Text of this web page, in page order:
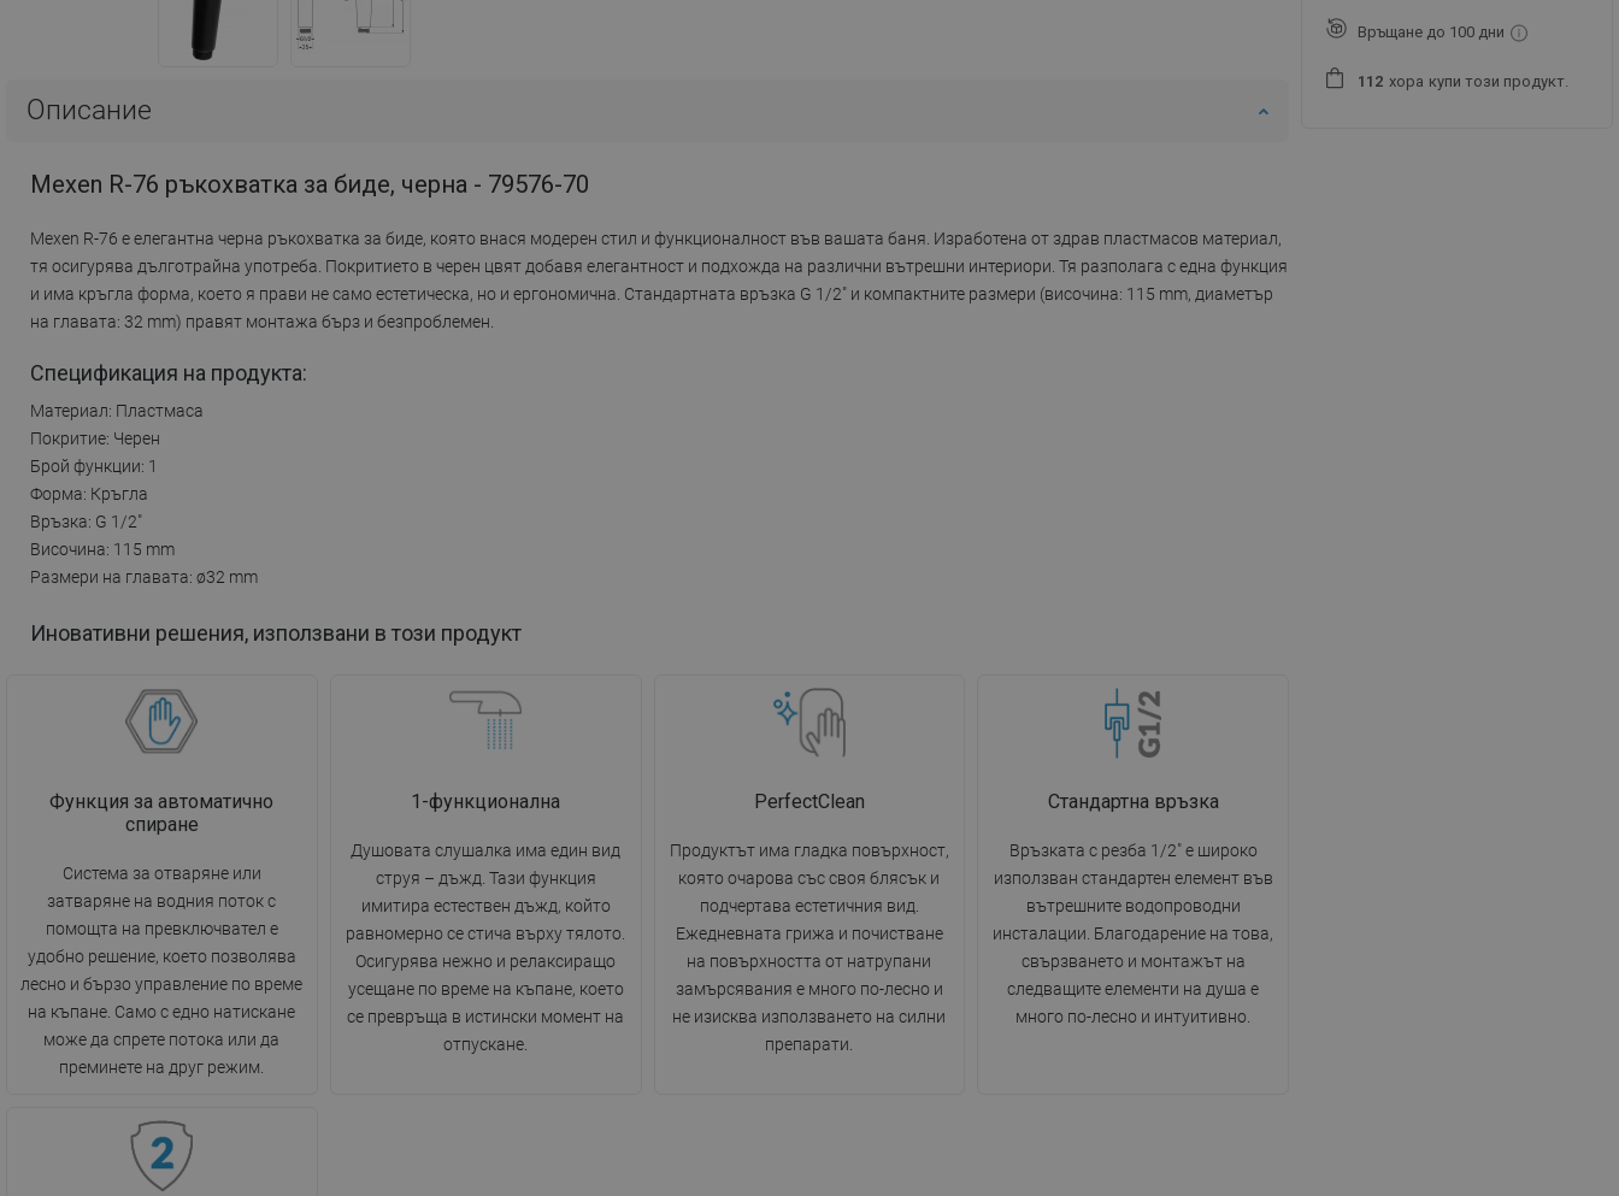
Описание
Mexen R-76 ръкохватка за биде, черна - 79576-70
Mexen R-76 е елегантна черна ръкохватка за биде, която внася модерен стил и функционалност във вашата баня. Изработена от здрав пластмасов материал,
тя осигурява дълготрайна употреба. Покритието в черен цвят добавя елегантност и подхожда на различни вътрешни интериори. Тя разполага с една функция
и има кръгла форма, което я прави не само естетическа, но и ергономична. Стандартната връзка G 1/2" и компактните размери (височина: 115 mm, диаметър
на главата: 32 mm) правят монтажа бърз и безпроблемен.
Спецификация на продукта:
Материал: Пластмаса
Покритие: Черен
Брой функции: 1
Форма: Кръгла
Връзка: G 1/2"
Височина: 115 mm
Размери на главата: ø32 mm
Иновативни решения, използвани в този продукт
Функция за автоматично
спиране
Система за отваряне или
затваряне на водния поток с
помощта на превключвател е
удобно решение, което позволява
лесно и бързо управление по време
на къпане. Само с едно натискане
може да спрете потока или да
преминете на друг режим.
1-функционална
Душовата слушалка има един вид
струя – дъжд. Тази функция
имитира естествен дъжд, който
равномерно се стича върху тялото.
Осигурява нежно и релаксиращо
усещане по време на къпане, което
се превръща в истински момент на
отпускане.
PerfectClean
Продуктът има гладка повърхност,
която очарова със своя блясък и
подчертава естетичния вид.
Ежедневната грижа и почистване
на повърхността от натрупани
замърсявания е много по-лесно и
не изисква използването на силни
препарати.
Стандартна връзка
Връзката с резба 1/2" е широко
използван стандартен елемент във
вътрешните водопроводни
инсталации. Благодарение на това,
свързването и монтажът на
следващите елементи на душа е
много по-лесно и интуитивно.
Връщане до 100 дни
1 1 2 хора купи този продукт.